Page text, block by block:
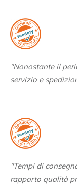
"Nonostante il
servizio e
"Tempi di
rapporto qualità